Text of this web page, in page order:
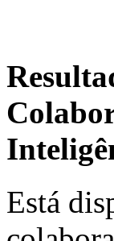
Está